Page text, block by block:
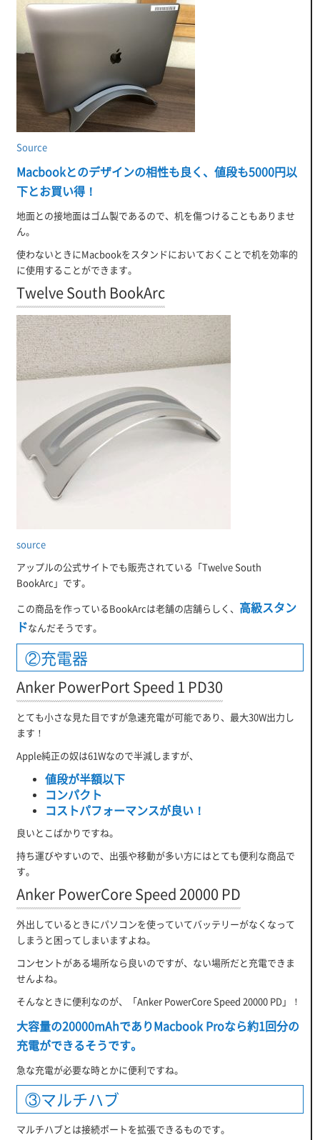
Source
Macbookとのデザインの相性も良く、値段も5000円以
下とお買い得！
地面との接地面はゴム製であるので、机を傷つけることもありませ
ん。
使わないときにMacbookをスタンドにおいておくことで机を効率的
に使用することができます。
Twelve South BookArc
source
アップルの公式サイトでも販売されている「Twelve South
BookArc 」です。
この商品を作っているBookArcは老舗の店舗らしく、 高級スタン
ドなんだそうです。
②充電器
Anker PowerPort Speed 1 PD30
とても小さな見た目ですが急速充電が可能であり、最大30W出力し
ます！
Apple純正の奴は61Wなので半減しますが、
値段が半額以下
コンパクト
コストパフォーマンスが良い！
良いとこばかりですね。
持ち運びやすいので、出張や移動が多い方にはとても便利な商品で
す。
Anker PowerCore Speed 20000 PD
外出しているときにパソコンを使っていてバッテリーがなくなって
しまうと困ってしまいますよね。
コンセントがある場所なら良いのですが、ない場所だと充電できま
せんよね。
そんなときに便利なのが、「Anker PowerCore Speed 20000 PD」！
大容量の20000mAhでありMacbook Proなら約1回分の
充電ができるそうです。
急な充電が必要な時とかに便利ですね。
③マルチハブ
マルチハブとは接続ポートを拡張できるものです。